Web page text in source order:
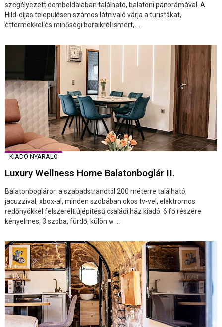
szegélyezett domboldalában található, balatoni panorámával. A
Hild-díjas településen számos látnivaló várja a turistákat,
éttermekkel és minőségi boraikról ismert, ...
KIADÓ NYARALÓ
Luxury Wellness Home Balatonboglár II.
Balatonbogláron a szabadstrandtól 200 méterre található,
jacuzzival, xbox-al, minden szobában okos tv-vel, elektromos
redőnyökkel felszerelt újépítésű családi ház kiadó. 6 fő részére
kényelmes, 3 szoba, fürdő, külön w ...